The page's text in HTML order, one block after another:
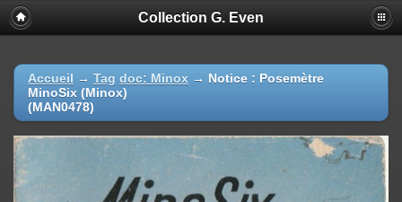
Collection G. Even
Accueil → Tag doc: Minox → Notice : Posemètre
MinoSix (Minox)
(MAN0478)